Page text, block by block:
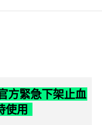
方緊急下架止血
使用